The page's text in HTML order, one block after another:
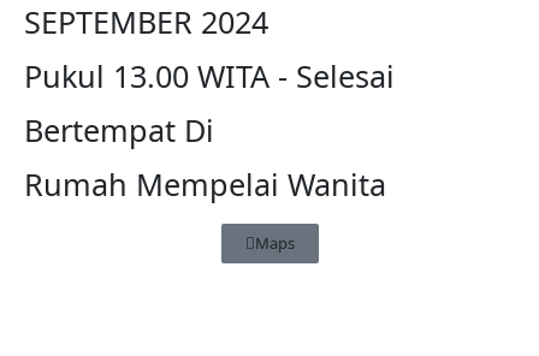
SEPTEMBER 2024
Pukul 13.00 WITA - Selesai
Bertempat Di
Rumah Mempelai Wanita
Maps